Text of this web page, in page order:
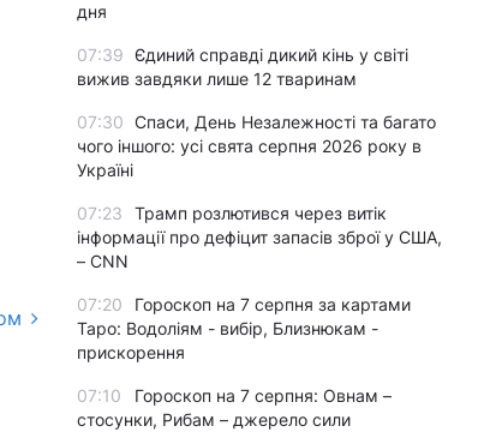
дня
07:39 Єдиний справді дикий кінь у світі
вижив завдяки лише 12 тваринам
07:30 Спаси, День Незалежності та багато
чого іншого: усі свята серпня 2026 року в
Україні
07:23
Трамп розлютився через витік
інформації про дефіцит запасів зброї у США,
– CNN
07:20
Гороскоп на 7 серпня за картами
Таро: Водоліям - вибір, Близнюкам -
прискорення
07:10
Гороскоп на 7 серпня: Овнам –
стосунки, Рибам – джерело сили